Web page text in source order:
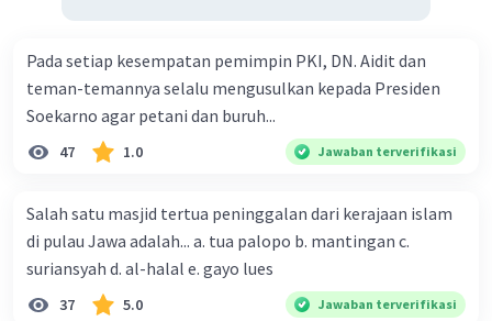
Pada setiap kesempatan pemimpin PKI, DN. Aidit dan
teman-temannya selalu mengusulkan kepada Presiden
Soekarno agar petani dan buruh...
47 1.0 Jawaban terverifikasi
Salah satu masjid tertua peninggalan dari kerajaan islam
di pulau Jawa adalah... a. tua palopo b. mantingan c.
suriansyah d. al-halal e. gayo lues
37 5.0 Jawaban terverifikasi